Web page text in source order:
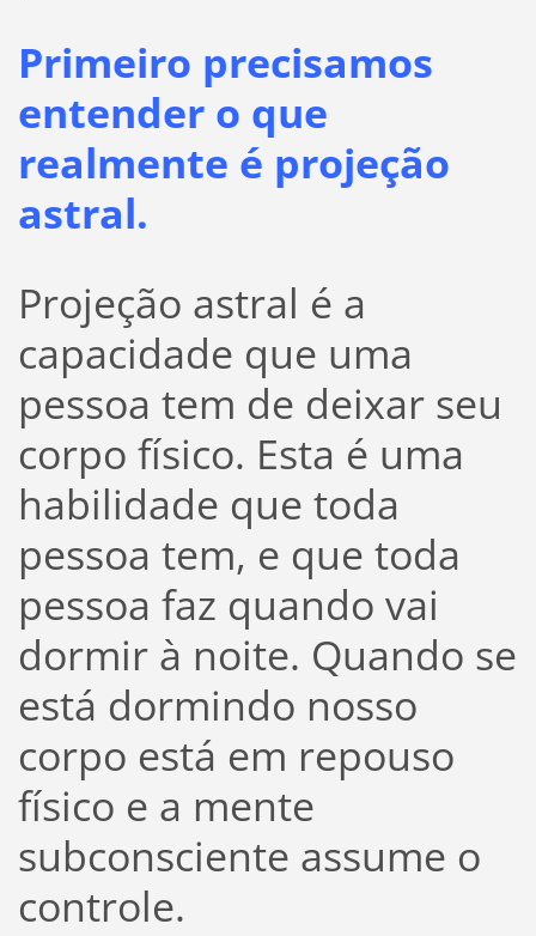
Primeiro precisamos
entender o que
realmente é projeção
astral.
Projeção astral é a
capacidade que uma
pessoa tem de deixar seu
corpo físico. Esta é uma
habilidade que toda
pessoa tem, e que toda
pessoa faz quando vai
dormir à noite. Quando se
está dormindo nosso
corpo está em repouso
físico e a mente
subconsciente assume o
controle.